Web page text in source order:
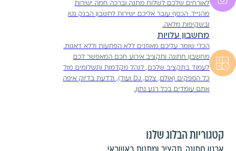
לאורחים שלכם לשלוח מתנה וברכה חמה ישירות
מהנייד. הכסף עובר אליכם ישירות לחשבון הבנק נטו
ובשקיפות מלאה.
מחשבון עלויות
הכלי שומר עליכם מאוזנים ללא הפתעות וללא דאגות.
מחשבון חתונה ותקציב אירוע חכם המאפשר לכם
לעמוד בתקציב שלכם, לנהל מקדמות ותשלומים מול
כל הספקים (אולם, צלם, DJ ועוד), ולדעת בדיוק איפה
אתם עומדים בכל רגע נתון.
קטגוריות הבלוג שלנו